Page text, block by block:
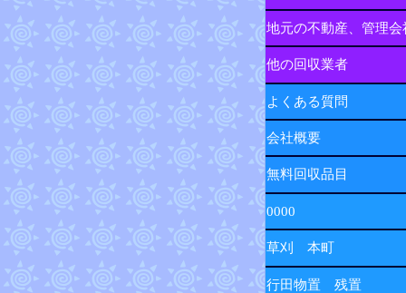
地元の不動産、管理会
他の回収業者
よくある質問
会社概要
無料回収品目
0000
草刈 本町
行田物置 残置